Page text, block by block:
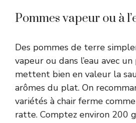
Pommes vapeur ou à
Des pommes de terre
vapeur ou dans l’eau avec
mettent bien en valeur la
arômes du plat. On
variétés à chair ferme
ratte. Comptez environ 200